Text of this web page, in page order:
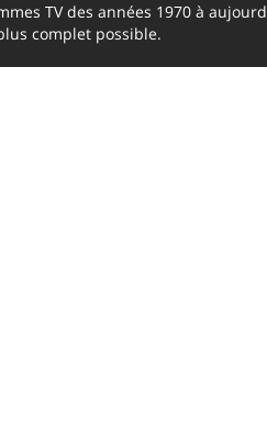
TV des années 1970 à
complet possible.